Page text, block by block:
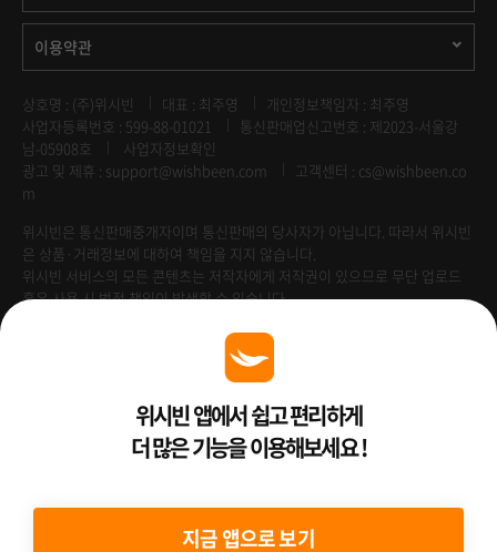
이용약관
상호명 : (주)위시빈 대표 : 최주영
개인정보책임자 : 최주영
사업자등록번호 : 599-88-01021
통신판매업신고번호 : 제2023-서울강
남-05908호
사업자정보확인
광고 및 제휴 : support@wishbeen.com
고객센터 : cs@wishbeen.co
m
위시빈은 통신판매중개자이며 통신판매의 당사자가 아닙니다. 따라서 위시빈
은 상품·거래정보에 대하여 책임을 지지 않습니다.
위시빈 서비스의 모든 콘텐츠는 저작자에게 저작권이 있으므로 무단 업로드
혹은 사용 시 법적 책임이 발생할 수 있습니다.
Venture Enterprise위시빈 앱에서 쉽고 편리하게
더 많은 기능을 이용해보세요 !
지금 앱으로 보기